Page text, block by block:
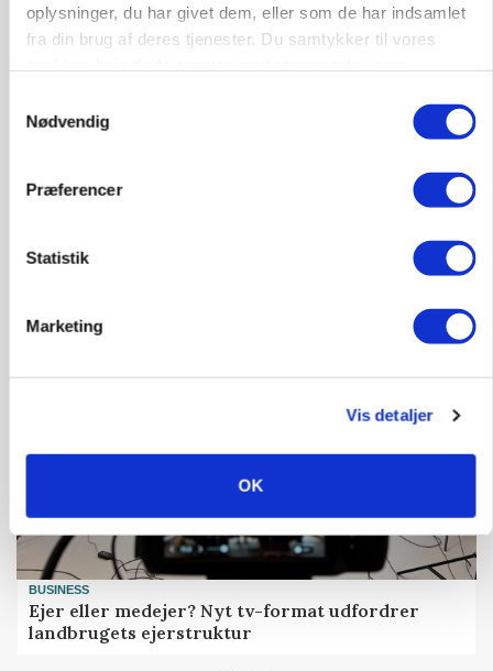
oplysninger, du har givet dem, eller som de har indsamlet
fra din brug af deres tjenester. Du samtykker til vores
Nødvendig
Præferencer
Statistik
Marketing
Vis detaljer
OK
BUSINESS
Ejer eller medejer? Nyt tv-format udfordrer
landbrugets ejerstruktur